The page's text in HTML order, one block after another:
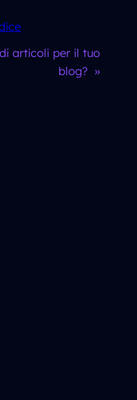
articoli per il tuo
blog? »